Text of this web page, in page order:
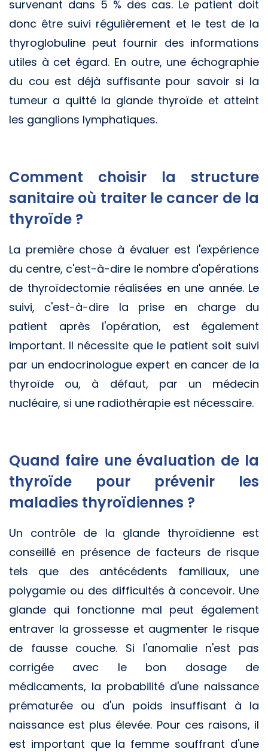
survenant dans 5 % des cas. Le patient doit
donc être suivi régulièrement et le test de la
thyroglobuline peut fournir des informations
utiles à cet égard. En outre, une échographie
du cou est déjà suffisante pour savoir si la
tumeur a quitté la glande thyroïde et atteint
les ganglions lymphatiques.
Comment choisir la structure
sanitaire où traiter le cancer de la
thyroïde ?
La première chose à évaluer est l'expérience
du centre, c'est-à-dire le nombre d'opérations
de thyroïdectomie réalisées en une année. Le
suivi, c'est-à-dire la prise en charge du
patient après l'opération, est également
important. Il nécessite que le patient soit suivi
par un endocrinologue expert en cancer de la
thyroïde ou, à défaut, par un médecin
nucléaire, si une radiothérapie est nécessaire.
Quand faire une évaluation de la
thyroïde pour prévenir les
maladies thyroïdiennes ?
Un contrôle de la glande thyroïdienne est
conseillé en présence de facteurs de risque
tels que des antécédents familiaux, une
polygamie ou des difficultés à concevoir. Une
glande qui fonctionne mal peut également
entraver la grossesse et augmenter le risque
de fausse couche. Si l'anomalie n'est pas
corrigée avec le bon dosage de
médicaments, la probabilité d'une naissance
prématurée ou d'un poids insuffisant à la
naissance est plus élevée. Pour ces raisons, il
est important que la femme souffrant d'une